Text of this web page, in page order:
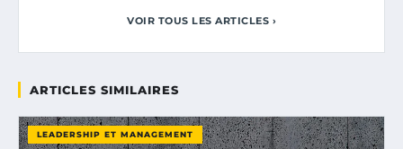
VOIR TOUS LES ARTICLES ›
ARTICLES SIMILAIRES
LEADERSHIP ET MANAGEMENT